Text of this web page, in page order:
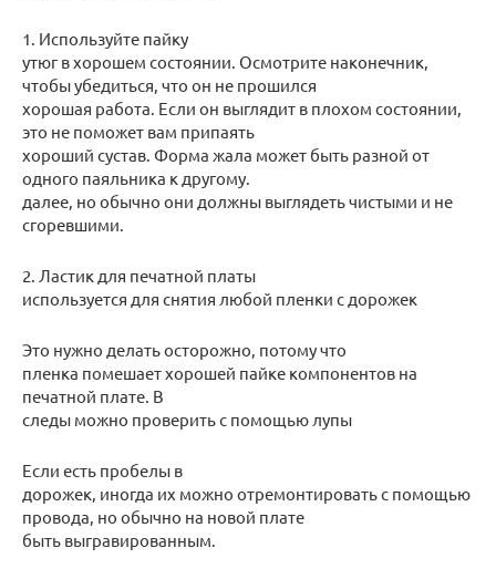
1. Используйте пайку
утюг в хорошем состоянии. Осмотрите наконечник,
чтобы убедиться, что он не прошился
хорошая работа. Если он выглядит в плохом состоянии,
это не поможет вам припаять
хороший сустав. Форма жала может быть разной от
одного паяльника к другому.
далее, но обычно они должны выглядеть чистыми и не
сгоревшими.
2. Ластик для печатной платы
используется для снятия любой пленки с дорожек
Это нужно делать осторожно, потому что
пленка помешает хорошей пайке компонентов на
печатной плате. В
следы можно проверить с помощью лупы
Если есть пробелы в
дорожек, иногда их можно отремонтировать с помощью
провода, но обычно на новой плате
быть выгравированным.